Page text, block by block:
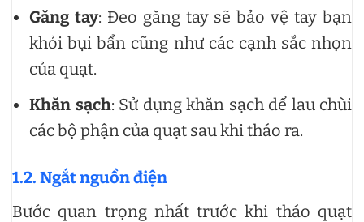
Găng tay: Đeo găng tay sẽ bảo vệ tay bạn
khỏi bụi bẩn cũng như các cạnh sắc nhọn
của quạt.
Khăn sạch: Sử dụng khăn sạch để lau chùi
các bộ phận của quạt sau khi tháo ra.
1.2. Ngắt nguồn điện
Bước quan trọng nhất trước khi tháo quạt